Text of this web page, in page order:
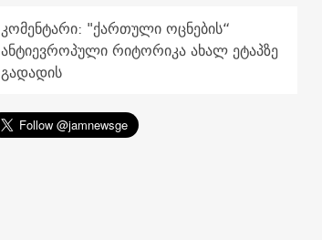
კომენტარი: "ქართული ოცნების“
ანტიევროპული რიტორიკა ახალ ეტაპზე
გადადის